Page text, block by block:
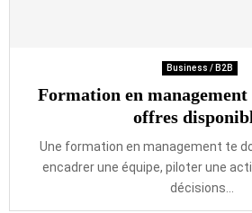
Business / B2B
Formation en management
offres
Une formation en management te
encadrer une équipe, piloter une
décisions...